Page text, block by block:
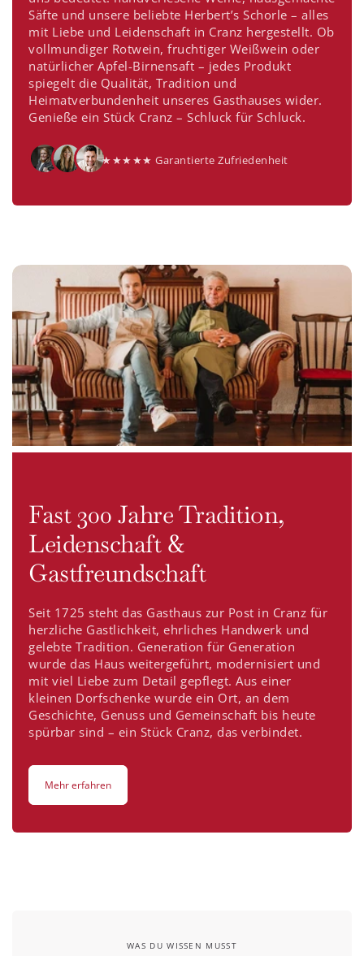
Säfte und unsere beliebte Herbert’s Schorle – alles
mit Liebe und Leidenschaft in Cranz hergestellt. Ob
vollmundiger Rotwein, fruchtiger Weißwein oder
natürlicher Apfel-Birnensaft – jedes Produkt
spiegelt die Qualität, Tradition und
Heimatverbundenheit unseres Gasthauses wider.
Genieße ein Stück Cranz – Schluck für Schluck.
★★★★★ Garantierte Zufriedenheit
Fast 300 Jahre Tradition,
Leidenschaft &
Gastfreundschaft
Seit 1725 steht das Gasthaus zur Post in Cranz für
herzliche Gastlichkeit, ehrliches Handwerk und
gelebte Tradition. Generation für Generation
wurde das Haus weitergeführt, modernisiert und
mit viel Liebe zum Detail gepflegt. Aus einer
kleinen Dorfschenke wurde ein Ort, an dem
Geschichte, Genuss und Gemeinschaft bis heute
spürbar sind – ein Stück Cranz, das verbindet.
Mehr erfahren
WAS DU WISSEN MUSST